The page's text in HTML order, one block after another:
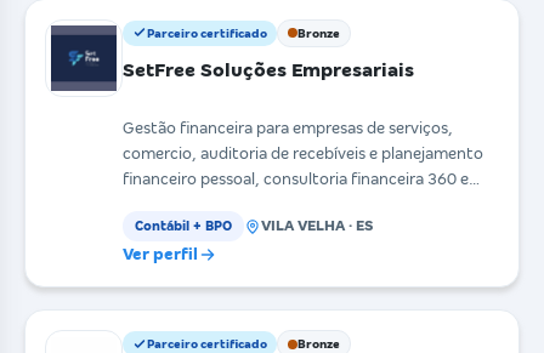
Parceiro certificado Bronze
SetFree Soluções Empresariais
Gestão financeira para empresas de serviços,
comercio, auditoria de recebíveis e planejamento
financeiro pessoal, consultoria financeira 360 e
Contábil + BPO VILA VELHA · ES
Ver perfil
Parceiro certificado Bronze